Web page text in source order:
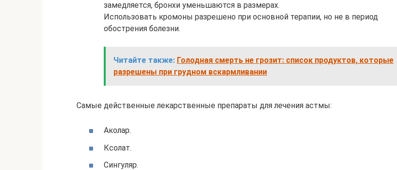
замедляется, бронхи уменьшаются в размерах.
Использовать кромоны разрешено при основной терапии, но не в период
обострения болезни.
Читайте также: Голодная смерть не грозит: список продуктов, которые
разрешены при грудном вскармливании
Самые действенные лекарственные препараты для лечения астмы:
Аколар.
Ксолат.
Сингуляр.